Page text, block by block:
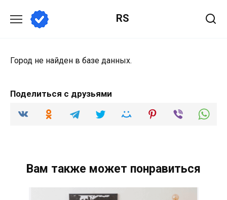
содержанию
RS
Город не найден в базе данных.
Поделиться с друзьями
Вам также может понравиться